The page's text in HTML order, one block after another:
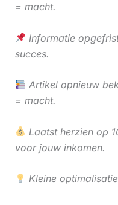
= macht.
Informatie
succes.
Artikel opnieuw
= macht.
Laatst herzien op
voor jouw inkomen.
Kleine